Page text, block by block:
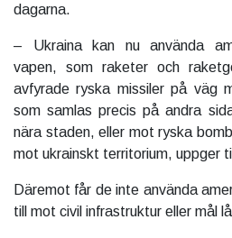
dagarna.
– Ukraina kan nu använda
vapen, som raketer och
avfyrade ryska missiler på väg
som samlas precis på andra
nära staden, eller mot ryska
mot ukrainskt territorium, uppger
Däremot får de inte använda
till mot civil infrastruktur eller mål